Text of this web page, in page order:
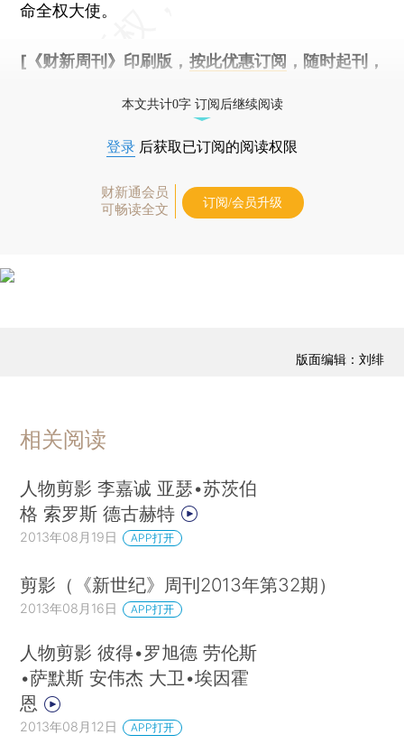
命全权大使。
[《财新周刊》印刷版， 按此优惠订阅 ，随时起刊，
本文共计0字 订阅后继续阅读
登录 后获取已订阅的阅读权限
财新通会员
可畅读全文
订阅/会员升级
版面编辑：刘绯
相关阅读
人物剪影 李嘉诚 亚瑟•苏茨伯
格 索罗斯 德古赫特
2013年08月19日 APP打开
剪影（《新世纪》周刊2013年第32期）
2013年08月16日 APP打开
人物剪影 彼得•罗旭德 劳伦斯
•萨默斯 安伟杰 大卫•埃因霍
恩
2013年08月12日 APP打开